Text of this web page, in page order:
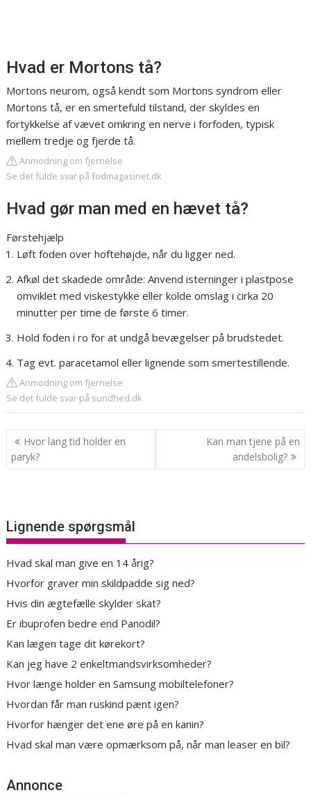
Hvad er Mortons tå?
Mortons neurom, også kendt som Mortons syndrom eller
Mortons tå, er en smertefuld tilstand, der skyldes en
fortykkelse af vævet omkring en nerve i forfoden, typisk
mellem tredje og fjerde tå.
Anmodning om fjernelse
Se det fulde svar på fodmagasinet.dk
Hvad gør man med en hævet tå?
Førstehjælp
Løft foden over hoftehøjde, når du ligger ned.
Afkøl det skadede område: Anvend isterninger i plastpose
omviklet med viskestykke eller kolde omslag i cirka 20
minutter per time de første 6 timer.
Hold foden i ro for at undgå bevægelser på brudstedet.
Tag evt. paracetamol eller lignende som smertestillende.
Anmodning om fjernelse
Se det fulde svar på sundhed.dk
Indlægsnavigation
Hvor lang tid holder en
paryk?
Kan man tjene på en
andelsbolig?
Lignende spørgsmål
Hvad skal man give en 14 årig?
Hvorfor graver min skildpadde sig ned?
Hvis din ægtefælle skylder skat?
Er ibuprofen bedre end Panodil?
Kan lægen tage dit kørekort?
Kan jeg have 2 enkeltmandsvirksomheder?
Hvor længe holder en Samsung mobiltelefoner?
Hvordan får man ruskind pænt igen?
Hvorfor hænger det ene øre på en kanin?
Hvad skal man være opmærksom på, når man leaser en bil?
Annonce